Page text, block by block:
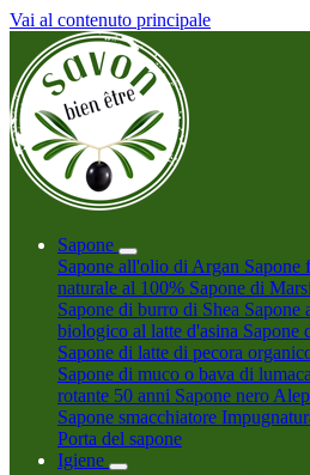
Vai al contenuto principale
Sapone
Sapone all'olio di Argan Sapone
naturale al 100% Sapone di
Sapone di burro di Shea Sapone
biologico al latte d'asina Sapone
Sapone di latte di pecora
Sapone di muco o bava di lumaca
rotante 50 anni Sapone nero
Sapone smacchiatore
Porta del sapone
Igiene